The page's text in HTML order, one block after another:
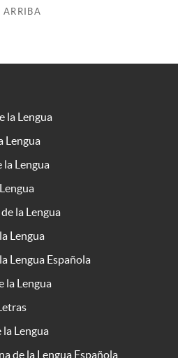
ARRIBA
la Lengua
Lengua
la Lengua
la Lengua
Lengua
Lengua Española
la Lengua
Lengua
de la Lengua Española